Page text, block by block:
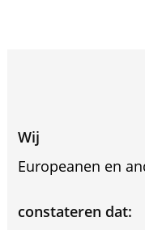
Wij
Europeanen en
constateren dat: